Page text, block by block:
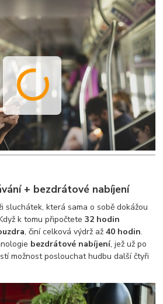
+ bezdrátové nabíjení
sluchátek, která sama o sobě dokážou
k tomu připočtete32 hodin
, činí celková výdrž až40 hodin.
bezdrátové nabíjení, jež už po
možnost poslouchat hudbu další čtyři